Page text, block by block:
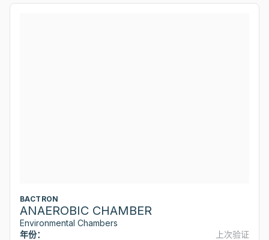
BACTRON
ANAEROBIC CHAMBER
Environmental Chambers
年份：
上次验证